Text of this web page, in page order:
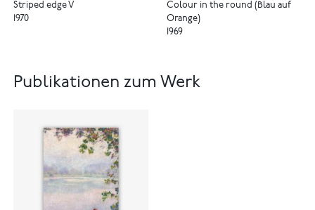
Striped edge V
1970
Colour in the round (Blau auf
Orange)
1969
Publikationen zum Werk